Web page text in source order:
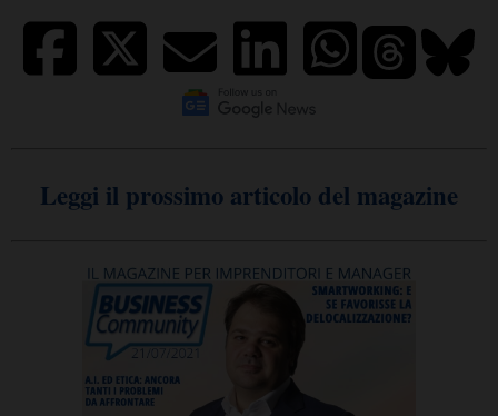
Leggi il prossimo articolo del magazine